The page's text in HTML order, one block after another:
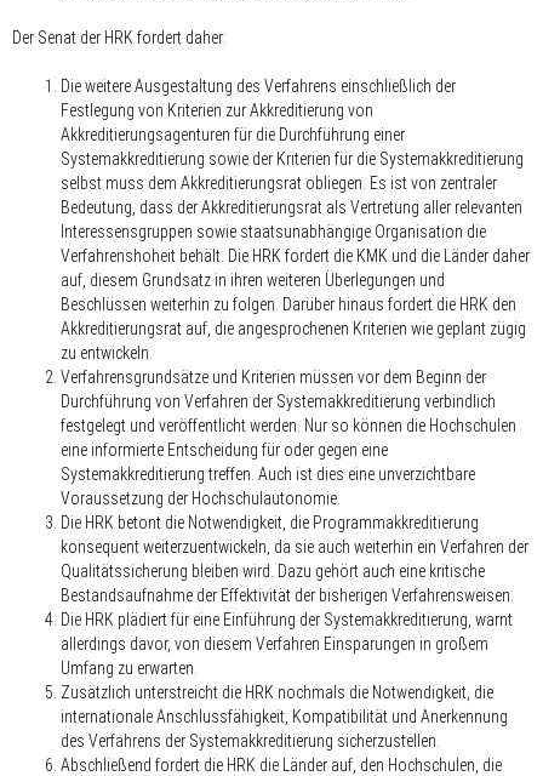
Der Senat der HRK fordert daher:
Die weitere Ausgestaltung des Verfahrens einschließlich der
Festlegung von Kriterien zur Akkreditierung von
Akkreditierungsagenturen für die Durchführung einer
Systemakkreditierung sowie der Kriterien für die Systemakkreditierung
selbst muss dem Akkreditierungsrat obliegen. Es ist von zentraler
Bedeutung, dass der Akkreditierungsrat als Vertretung aller relevanten
Interessensgruppen sowie staatsunabhängige Organisation die
Verfahrenshoheit behält. Die HRK fordert die KMK und die Länder daher
auf, diesem Grundsatz in ihren weiteren Überlegungen und
Beschlüssen weiterhin zu folgen. Darüber hinaus fordert die HRK den
Akkreditierungsrat auf, die angesprochenen Kriterien wie geplant zügig
zu entwickeln.
Verfahrensgrundsätze und Kriterien müssen vor dem Beginn der
Durchführung von Verfahren der Systemakkreditierung verbindlich
festgelegt und veröffentlicht werden. Nur so können die Hochschulen
eine informierte Entscheidung für oder gegen eine
Systemakkreditierung treffen. Auch ist dies eine unverzichtbare
Voraussetzung der Hochschulautonomie.
Die HRK betont die Notwendigkeit, die Programmakkreditierung
konsequent weiterzuentwickeln, da sie auch weiterhin ein Verfahren der
Qualitätssicherung bleiben wird. Dazu gehört auch eine kritische
Bestandsaufnahme der Effektivität der bisherigen Verfahrensweisen.
Die HRK plädiert für eine Einführung der Systemakkreditierung, warnt
allerdings davor, von diesem Verfahren Einsparungen in großem
Umfang zu erwarten.
Zusätzlich unterstreicht die HRK nochmals die Notwendigkeit, die
internationale Anschlussfähigkeit, Kompatibilität und Anerkennung
des Verfahrens der Systemakkreditierung sicherzustellen.
Abschließend fordert die HRK die Länder auf, den Hochschulen, die